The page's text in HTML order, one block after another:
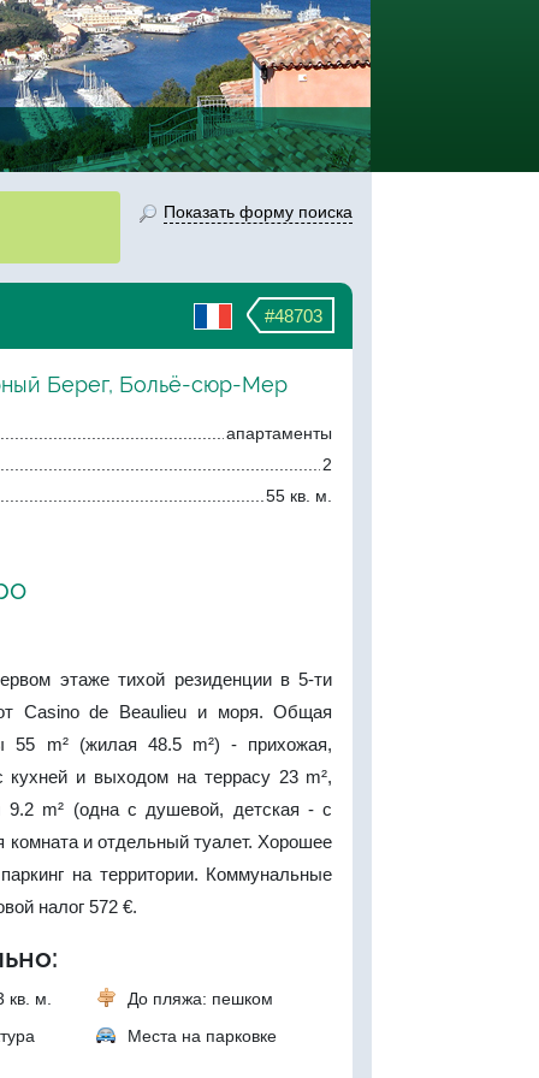
Показать форму поиска
#48703
Берег, Больё-сюр-Мер
апартаменты
2
55 кв. м.
этаже тихой резиденции в 5-ти
Casino de Beaulieu и моря. Общая
55 m² (жилая 48.5 m²) - прихожая,
кухней и выходом на террасу 23 m²,
9.2 m² (одна с душевой, детская - с
комната и отдельный туалет. Хорошее
на территории. Коммунальные
налог 572 €.
кв. м.
До пляжа: пешком
Места на парковке